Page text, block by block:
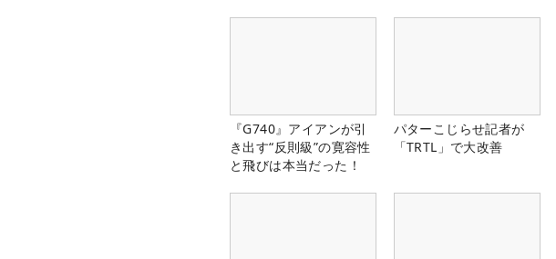
『G740』アイアンが引
き出す“反則級”の寛容性
と飛びは本当だった！
パターこじらせ記者が
「TRTL」で大改善